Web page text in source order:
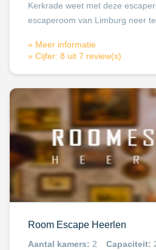
Room Escape Heerlen
Aantal kamers: 2 Capaciteit:
Kerkrade weet met deze
escaperoom van Limburg neer
» Meer informatie
» Cijfer: 8 uit 7 review(s)